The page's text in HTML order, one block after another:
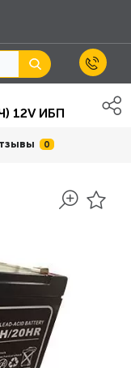
12V ИБП
0